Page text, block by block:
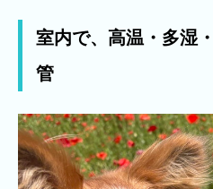
室内で、高温・多湿
管